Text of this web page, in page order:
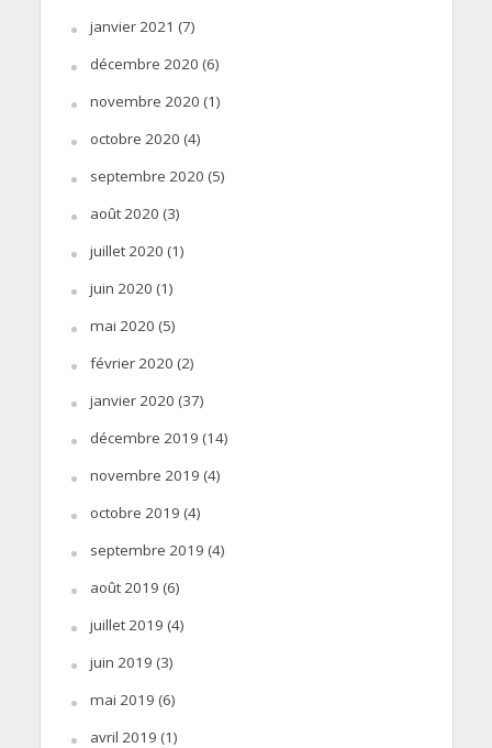
janvier 2021 (7)
décembre 2020 (6)
novembre 2020 (1)
octobre 2020 (4)
septembre 2020 (5)
août 2020 (3)
juillet 2020 (1)
juin 2020 (1)
mai 2020 (5)
février 2020 (2)
janvier 2020 (37)
décembre 2019 (14)
novembre 2019 (4)
octobre 2019 (4)
septembre 2019 (4)
août 2019 (6)
juillet 2019 (4)
juin 2019 (3)
mai 2019 (6)
avril 2019 (1)